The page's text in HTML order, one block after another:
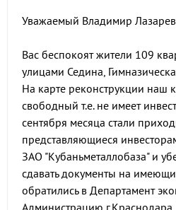
Уважаемый Владимир
Вас беспокоят жители 109
улицами Седина,
На карте реконструкции наш
свободный т.е. не имеет
сентября месяца стали
представляющиеся
ЗАО "Кубаньметаллобаза" и
сдавать документы на
обратились в Департамент
Администрацию